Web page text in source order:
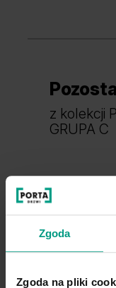
Zgoda
Zgoda na pliki
z kolekcji
GRUPA C